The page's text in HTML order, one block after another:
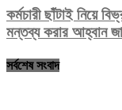
কর্মচারী ছাঁটাই নিয়ে
মন্তব্য করার আহ্বান
সর্বশেষ সংবাদ